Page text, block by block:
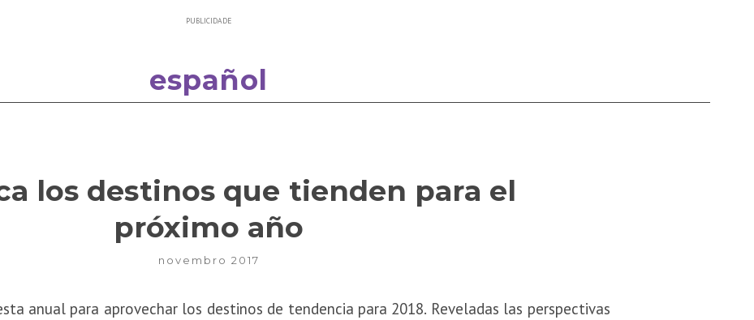
PUBLICIDADE
español
los destinos que tienden para el
próximo año
novembro 2017
anual para aprovechar los destinos de tendencia para 2018. Reveladas las perspectivas